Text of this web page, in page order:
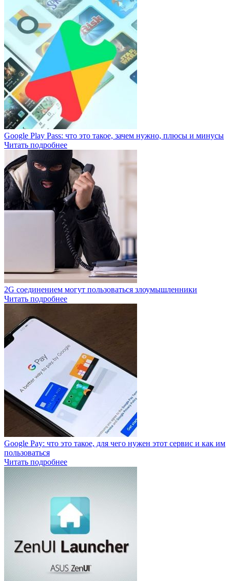
Google Play Pass: что это такое, зачем нужно, плюсы и минусы
Читать подробнее
2G соединением могут пользоваться злоумышленники
Читать подробнее
Google Pay: что это такое, для чего нужен этот сервис и как им
пользоваться
Читать подробнее